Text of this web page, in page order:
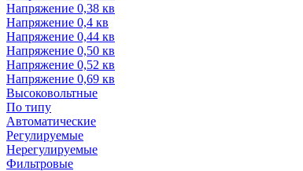
Напряжение 0,38 кв
Напряжение 0,4 кв
Напряжение 0,44 кв
Напряжение 0,50 кв
Напряжение 0,52 кв
Напряжение 0,69 кв
Высоковольтные
По типу
Автоматические
Регулируемые
Нерегулируемые
Фильтровые